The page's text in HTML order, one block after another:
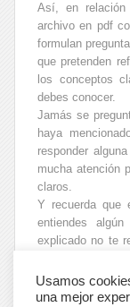
Así, en relación
archivo en pdf
formulan
que pretenden
los conceptos
debes conocer.
Jamás se
haya
responder
mucha atención
claros.
Y recuerda que
entiendes
explicado no te
a
modo distinto
Para solicitar
Usamos
una mejor